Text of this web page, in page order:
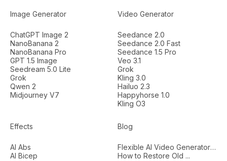
Image Generator
ChatGPT Image 2
NanoBanana 2
NanoBanana Pro
GPT 1.5 Image
Seedream 5.0 Lite
Grok
Qwen 2
Midjourney V7
Video Generator
Seedance 2.0
Seedance 2.0 Fast
Seedance 1.5 Pro
Veo 3.1
Grok
Kling 3.0
Hailuo 2.3
Happyhorse 1.0
Kling O3
Effects
AI Abs
AI Bicep
Blog
Flexible AI Video Generators...
How to Restore Old ...